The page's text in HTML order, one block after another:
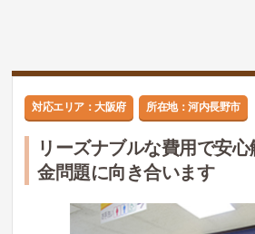
対応エリア：大阪府 所在地：河内長野市
リーズナブルな費用で安
金問題に向き合います